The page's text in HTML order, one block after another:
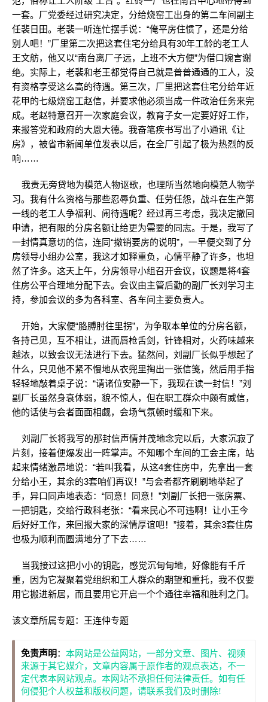
一套。厂党委经过研究决定，分给烧窑工出身的第二车间副主
任裴日田。老裴一听连忙摆手说：“俺平房住惯了，还是分给
别人吧！”厂里第二次把这套住宅分给具有30年工龄的老工人
王文舫，他又以“南台离厂子远，上班不大方便”为借口婉言谢
绝。实际上，老裴和老王都觉得自己就是普普通通的工人，没
有资格享受这么高的待遇。第三次，厂里把这套住宅分给年近
花甲的七级烧窑工赵信，并要求他必须当成一件政治任务来完
成。老赵特意召开一次家庭会议，教育子女一定要好好工作，
来报答党和政府的大恩大德。我奋笔疾书写出了小通讯《让
房》，被省市新闻单位发表以后，在全厂引起了极为热烈的反
响……
我责无旁贷地为模范人物讴歌，也理所当然地向模范人物学
习。我有什么资格与那些忍辱负重、任劳任怨，战斗在生产第
一线的老工人争福利、闹待遇呢？经过再三考虑，我决定撤回
申请，把有限的分房名额让给更为需要的同志。于是，我写了
一封情真意切的信，连同“撤销要房的说明”，一早便交到了分
房领导小组办公室，我这才如释重负，心情平静了许多，也坦
然了许多。这天上午，分房领导小组召开会议，议题是将4套
住房公平合理地分配下去。会议由主管后勤的副厂长刘学习主
持，参加会议的多为各科室、各车间主要负责人。
开始，大家便“胳膊肘往里拐”，为争取本单位的分房名额，
各持己见，互不相让，进而唇枪舌剑，针锋相对，火药味越来
越浓，以致会议无法进行下去。猛然间，刘副厂长似乎想起了
什么，只见他不紧不慢地从衣兜里掏出一张信笺，然后用手指
轻轻地敲着桌子说：“请诸位安静一下，我现在读一封信！”刘
副厂长虽然身衰体弱，貌不惊人，但在职工群众中颇有威信，
他的话使与会者面面相觑，会场气氛顿时缓和下来。
刘副厂长将我写的那封信声情并茂地念完以后，大家沉寂了
片刻，接着便爆发出一阵掌声。不知哪个车间的工会主席，站
起来情绪激昂地说：“若叫我看，从这4套住房中，先拿出一套
分给小王，其余的3套咱们再议！”与会者都齐刷刷地举起了
手，异口同声地表态：“同意！同意！”刘副厂长把一张房票、
一把钥匙，交给行政科老张：“看来民心不可违啊！让小王今
后好好工作，来回报大家的深情厚谊吧！”接着，其余3套住房
也极为顺利而圆满地分了下去……
当我接过这把小小的钥匙，感觉沉甸甸地，好像能有千斤
重，因为它凝聚着党组织和工人群众的期望和重托，我不仅要
用它搬进新居，而且要用它开启一个个通往幸福和胜利之门。
该文章所属专题： 王连仲专题
免责声明 ： 本网站是公益网站，一部分文章、图片、视频
来源于其它媒介，文章内容属于原作者的观点表达，不一
定代表本网站观点。本网站不承担任何法律责任。如有任
何侵犯个人权益和版权问题，请联系我们及时删除!